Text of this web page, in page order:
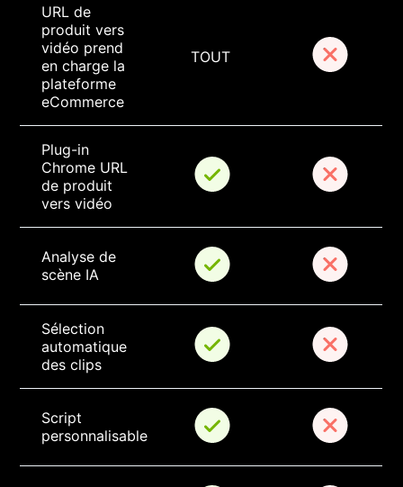
URL de
produit vers
vidéo prend
en charge la
plateforme
eCommerce
TOUT
Plug-in
Chrome URL
de produit
vers vidéo
Analyse de
scène IA
Sélection
automatique
des clips
Script
personnalisable